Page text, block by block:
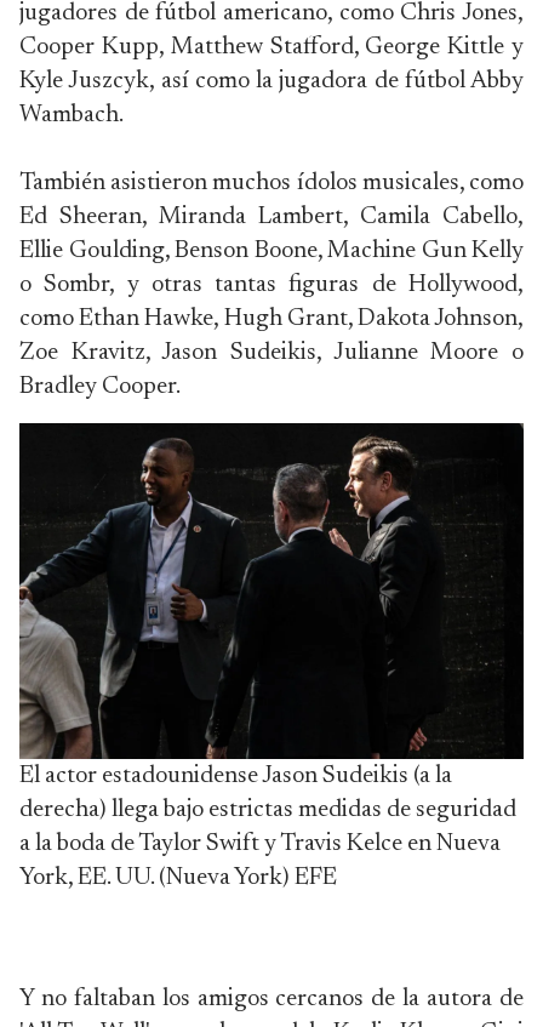
jugadores de fútbol americano, como Chris Jones,
Cooper Kupp, Matthew Stafford, George Kittle y
Kyle Juszcyk, así como la jugadora de fútbol Abby
Wambach.
También asistieron muchos ídolos musicales, como
Ed Sheeran, Miranda Lambert, Camila Cabello,
Ellie Goulding, Benson Boone, Machine Gun Kelly
o Sombr, y otras tantas figuras de Hollywood,
como Ethan Hawke, Hugh Grant, Dakota Johnson,
Zoe Kravitz, Jason Sudeikis, Julianne Moore o
Bradley Cooper.
El actor estadounidense Jason Sudeikis (a la
derecha) llega bajo estrictas medidas de seguridad
a la boda de Taylor Swift y Travis Kelce en Nueva
York, EE. UU. (Nueva York) EFE
Y no faltaban los amigos cercanos de la autora de